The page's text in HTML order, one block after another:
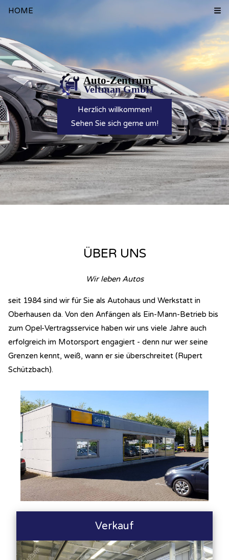
HOME
Herzlich willkommen!
Sehen Sie sich gerne um!
ÜBER UNS
Wir leben Autos
seit 1984 sind wir für Sie als Autohaus und Werkstatt in
Oberhausen da. Von den Anfängen als Ein-Mann-Betrieb bis
zum Opel-Vertragsservice haben wir uns viele Jahre auch
erfolgreich im Motorsport engagiert - denn nur wer seine
Grenzen kennt, weiß, wann er sie überschreitet (Rupert
Schützbach).
Verkauf